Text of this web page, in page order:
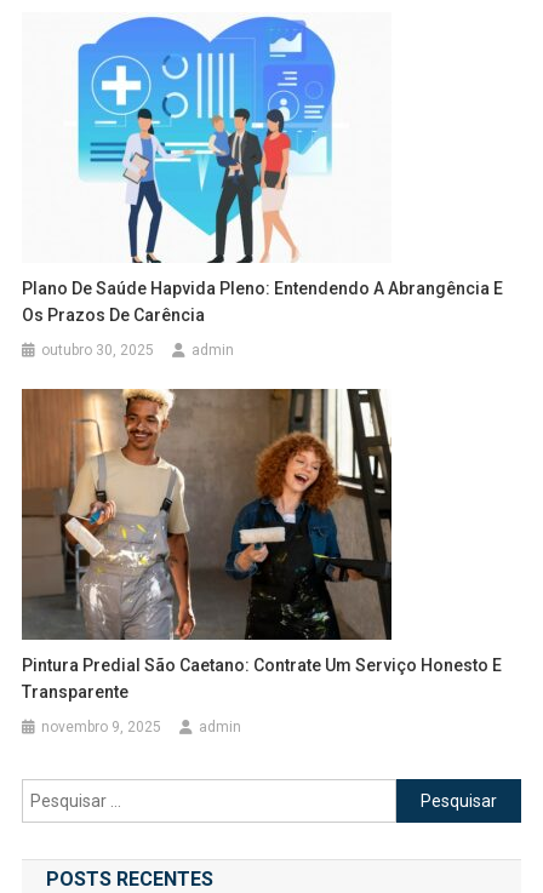
Plano De Saúde Hapvida Pleno: Entendendo A Abrangência E
Os Prazos De Carência
outubro 30, 2025 admin
Pintura Predial São Caetano: Contrate Um Serviço Honesto E
Transparente
novembro 9, 2025 admin
Pesquisar
por:
POSTS RECENTES